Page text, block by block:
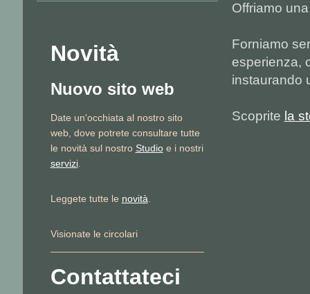
Offriamo
Forniamo
esperienza,
instaurando
Scoprite la
Novità
Nuovo sito web
Date un'occhiata al nostro sito
web, dove potrete consultare tutte
le novità sul nostro Studioe i nostri
servizi.
Leggete tutte le novità
Visionate le circolari
Contattateci